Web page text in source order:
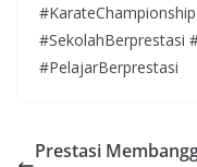
#SekolahBerprestasi
#PelajarBerprestasi
Prestasi